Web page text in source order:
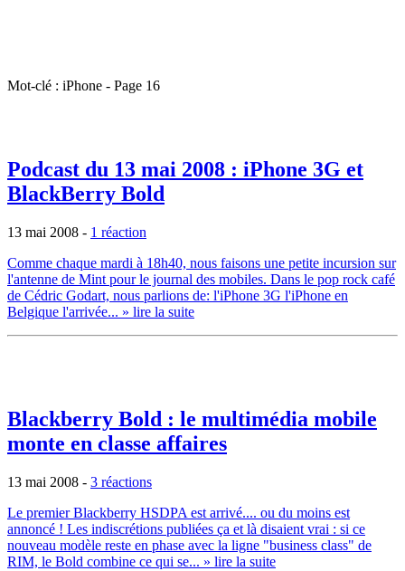
Mot-clé : iPhone - Page 16
Podcast du 13 mai 2008 : iPhone 3G et
BlackBerry Bold
13 mai 2008 - 1 réaction
Comme chaque mardi à 18h40, nous faisons une petite incursion sur
l'antenne de Mint pour le journal des mobiles. Dans le pop rock café
de Cédric Godart, nous parlions de: l'iPhone 3G l'iPhone en
Belgique l'arrivée... » lire la suite
Blackberry Bold : le multimédia mobile
monte en classe affaires
13 mai 2008 - 3 réactions
Le premier Blackberry HSDPA est arrivé.... ou du moins est
annoncé ! Les indiscrétions publiées ça et là disaient vrai : si ce
nouveau modèle reste en phase avec la ligne "business class" de
RIM, le Bold combine ce qui se... » lire la suite